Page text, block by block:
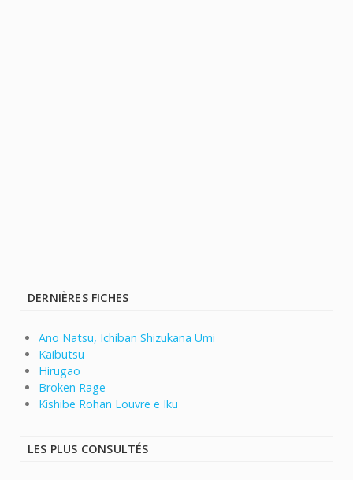
DERNIÈRES FICHES
Ano Natsu, Ichiban Shizukana Umi
Kaibutsu
Hirugao
Broken Rage
Kishibe Rohan Louvre e Iku
LES PLUS CONSULTÉS